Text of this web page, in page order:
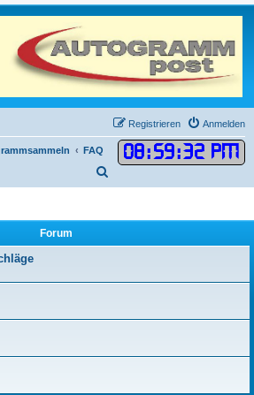
Anmelden
Registrieren
FAQ 08:59:32 PM
Forum